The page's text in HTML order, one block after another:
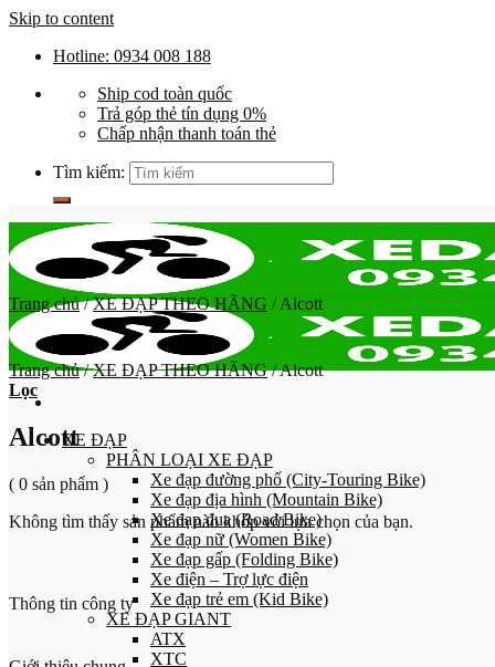
Skip to content
Hotline: 0934 008 188
Ship cod toàn quốc
Trả góp thẻ tín dụng 0%
Chấp nhận thanh toán thẻ
Tìm kiếm:
XE ĐẠP
PHÂN LOẠI XE ĐẠP
Xe đạp đường phố (City-Touring Bike)
Xe đạp địa hình (Mountain Bike)
Xe đạp đua (Road Bike)
Xe đạp nữ (Women Bike)
Xe đạp gấp (Folding Bike)
Xe điện – Trợ lực điện
Xe đạp trẻ em (Kid Bike)
XE ĐẠP GIANT
ATX
XTC
Trang chủ / XE ĐẠP THEO HÃNG /Alcott
Trang chủ / XE ĐẠP THEO HÃNG /Alcott
Lọc
Alcott
( 0 sản phẩm )
Không tìm thấy sản phẩm nào khớp với lựa chọn của bạn.
Thông tin công ty